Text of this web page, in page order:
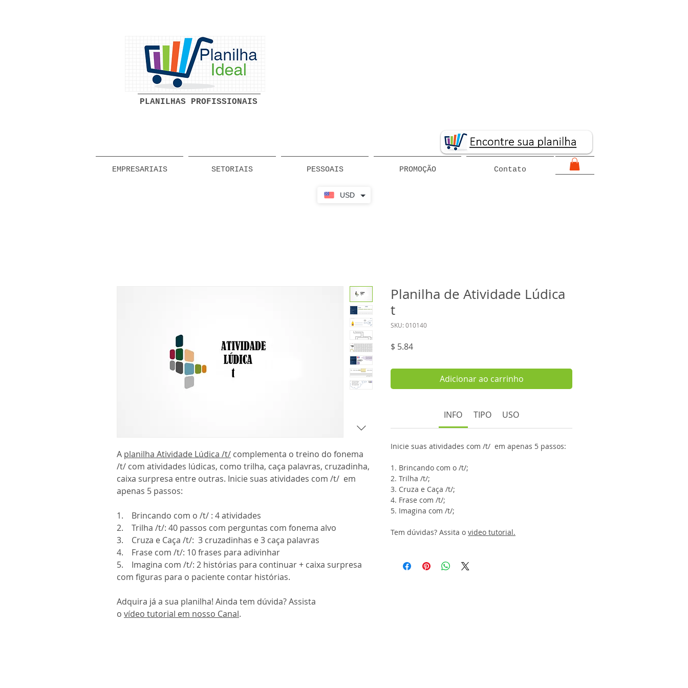
USD
PLANILHAS PROFISSIONAIS
EMPRESARIAIS SETORIAIS PESSOAIS PROMOÇÃO Contato
A planilha Atividade Lúdica /t/ complementa o treino do fonema
/t/ com atividades lúdicas, como trilha, caça palavras, cruzadinha,
caixa surpresa entre outras. Inicie suas atividades com /t/ em
apenas 5 passos:
1. Brincando com o /t/ : 4 atividades
2. Trilha /t/: 40 passos com perguntas com fonema alvo
3. Cruza e Caça /t/: 3 cruzadinhas e 3 caça palavras
4. Frase com /t/: 10 frases para adivinhar
5. Imagina com /t/: 2 histórias para continuar + caixa surpresa
com figuras para o paciente contar histórias.
Adquira já a sua planilha! Ainda tem dúvida? Assista
o vídeo tutorial em nosso Canal.
Planilha de Atividade Lúdica
t
SKU: 010140
$ 5.84Preço
Adicionar ao carrinho
INFO TIPO USO
Inicie suas atividades com /t/ em apenas 5 passos:
1. Brincando com o /t/;
2. Trilha /t/;
3. Cruza e Caça /t/;
4. Frase com /t/;
5. Imagina com /t/;
Tem dúvidas? Assita o video tutorial.